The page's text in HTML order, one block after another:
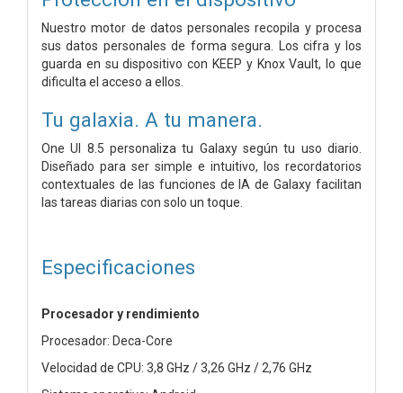
Nuestro motor de datos personales recopila y procesa
sus datos personales de forma segura. Los cifra y los
guarda en su dispositivo con KEEP y Knox Vault, lo que
dificulta el acceso a ellos.
Tu galaxia. A tu manera.
One UI 8.5 personaliza tu Galaxy según tu uso diario.
Diseñado para ser simple e intuitivo, los recordatorios
contextuales de las funciones de IA de Galaxy facilitan
las tareas diarias con solo un toque.
Especificaciones
Procesador y rendimiento
Procesador: Deca-Core
Velocidad de CPU: 3,8 GHz / 3,26 GHz / 2,76 GHz